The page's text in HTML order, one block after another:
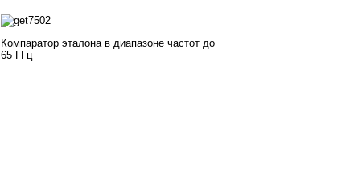
Компаратор эталона в диапазоне частот до
65 ГГц